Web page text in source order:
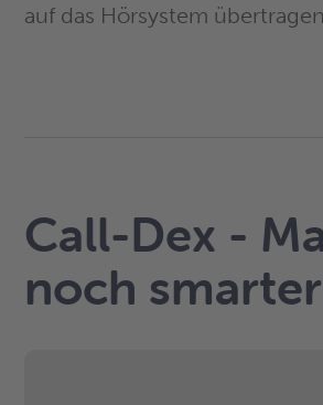
auf das Hörsystem
Call-Dex -
noch